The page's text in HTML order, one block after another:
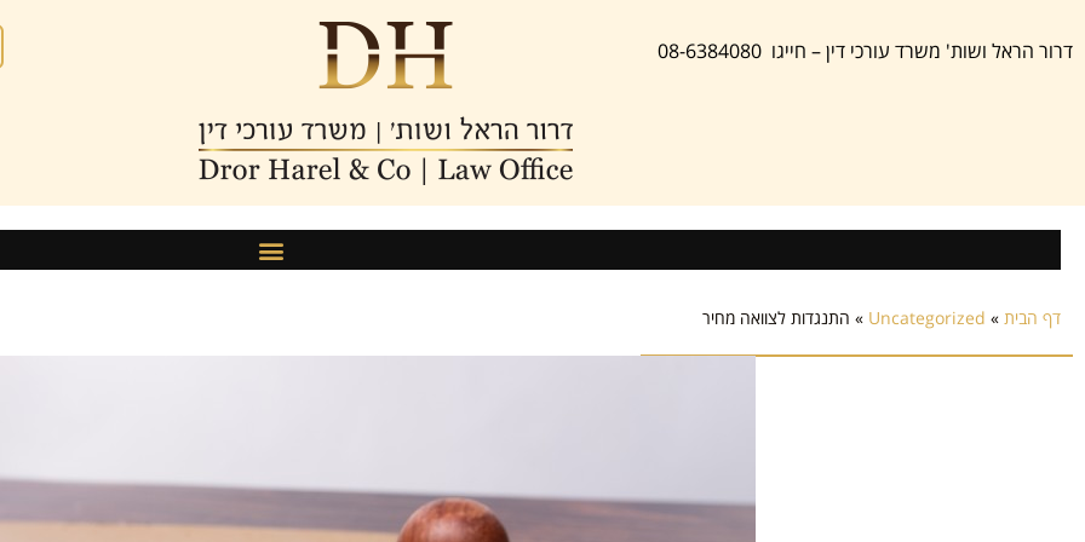
דרור הראל ושות' משרד עורכי דין – חייגו 08-6384080
דף הבית »
Uncategorized
» התנגדות לצוואה מחיר